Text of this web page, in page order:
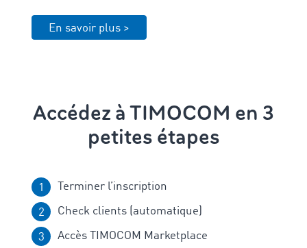
En savoir plus >
Accédez à TIMOCOM en 3
petites étapes
Terminer l’inscription
Check clients (automatique)
Accès TIMOCOM Marketplace